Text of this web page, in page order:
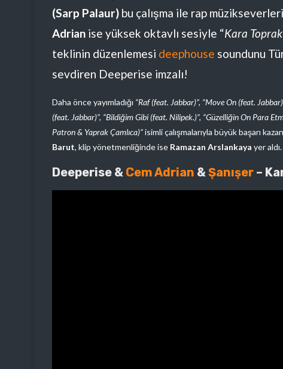
(Sarp Palaur) bu çalışma ile rap
Adrian ise yüksek oktavlı sesiyle “Kara Toprak
teklinin düzenlemesi deephouse soundunu
sevdiren Deeperise imzalı!
Daha önce yayımladığı “Raf (feat. Jabbar)”, “Move On (feat.
(feat. Jabbar)”, “Bildiğim Gibi (feat. Nilipek.)”, “Güzelliğin On Para
Patron & Yaprak Çamlıca)”isimli çalışmalarıyla büyük başarı
Barut, klip yönetmenliğinde ise Ramazan Arslankaya yer aldı.
Deeperise & Cem Adrian &Şanışer –